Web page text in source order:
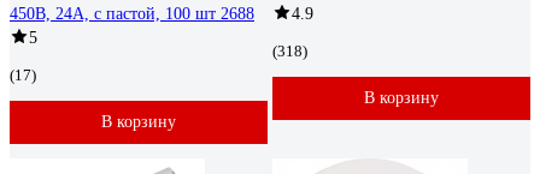
450В, 24А, с пастой, 100 шт 2688
5
(17)
В корзину
4.9
(318)
В корзину